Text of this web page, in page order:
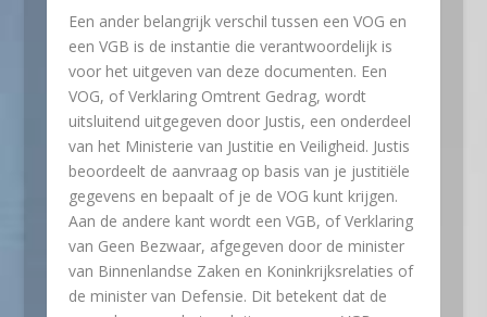
Een ander belangrijk verschil tussen een VOG en
een VGB is de instantie die verantwoordelijk is
voor het uitgeven van deze documenten. Een
VOG, of Verklaring Omtrent Gedrag, wordt
uitsluitend uitgegeven door Justis, een onderdeel
van het Ministerie van Justitie en Veiligheid. Justis
beoordeelt de aanvraag op basis van je justitiële
gegevens en bepaalt of je de VOG kunt krijgen.
Aan de andere kant wordt een VGB, of Verklaring
van Geen Bezwaar, afgegeven door de minister
van Binnenlandse Zaken en Koninkrijksrelaties of
de minister van Defensie. Dit betekent dat de